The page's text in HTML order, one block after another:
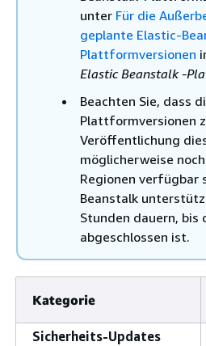
unter Für die
geplante Elastic-
Plattformversionen
Elastic Beanstalk -
Beachten Sie, dass
Plattformversionen
Veröffentlichung
möglicherweise
Regionen verfügbar
Beanstalk
Stunden dauern,
abgeschlossen ist.
Kategorie
Sicherheits-Updates